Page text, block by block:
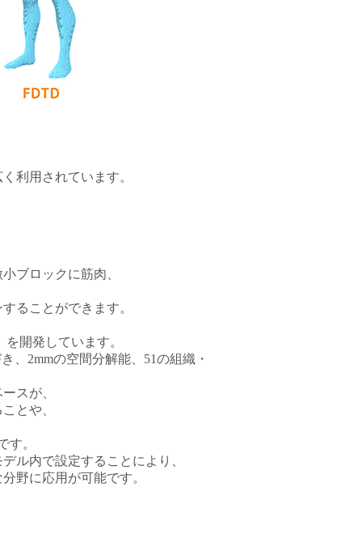
利用されています。
ブロックに筋肉、
ることができます。
開発しています。
、2mmの空間分解能、51の組織・
スが、
とや、
す。
ル内で設定することにより、
野に応用が可能です。